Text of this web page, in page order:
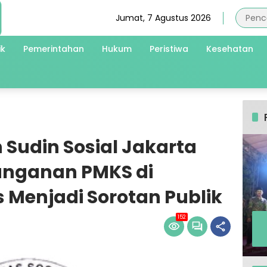
Jumat, 7 Agustus 2026
Pemerintahan Hukum Peristiwa Kesehatan
Sosial Jakarta
PMKS di
Menjadi Sorotan Publik
152